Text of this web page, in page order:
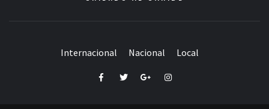
Internacional Nacional Local
FacebookTwitterGoogle+Instagram